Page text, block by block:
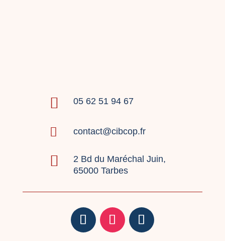
 05 62 51 94 67
 contact@cibcop.fr

2 Bd du Maréchal Juin,
65000 Tarbes